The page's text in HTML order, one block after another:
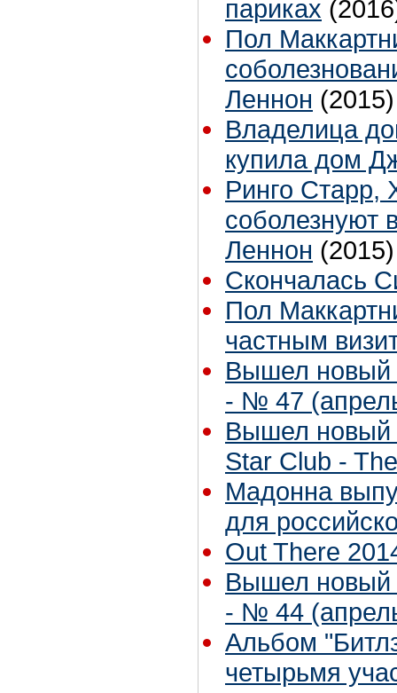
париках
Пол
Леннон (2015)
Владелица
купила дом
Ринго Старр,
соболезнуют
Леннон (2015)
Скончалась
Пол
частным
Вышел новый
- № 47
Вышел новый
Star Club -
Мадонна
для
Out There
Вышел новый
- № 44
Альбом
четырьмя